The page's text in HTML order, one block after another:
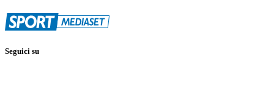
Seguici su